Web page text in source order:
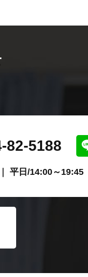
82-5188
平日/14:00～